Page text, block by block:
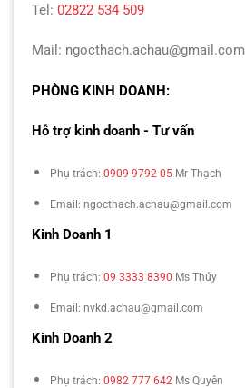
Tel: 02822 534 509
Mail: ngocthach.achau@gmail.com
PHÒNG KINH DOANH:
Hỗ trợ kinh doanh - Tư vấn
Phụ trách: 0909 9792 05 Mr Thạch
Email: ngocthach.achau@gmail.com
Kinh Doanh 1
Phụ trách: 09 3333 8390 Ms Thúy
Email: nvkd.achau@gmail.com
Kinh Doanh 2
Phụ trách: 0982 777 642 Ms Quyên